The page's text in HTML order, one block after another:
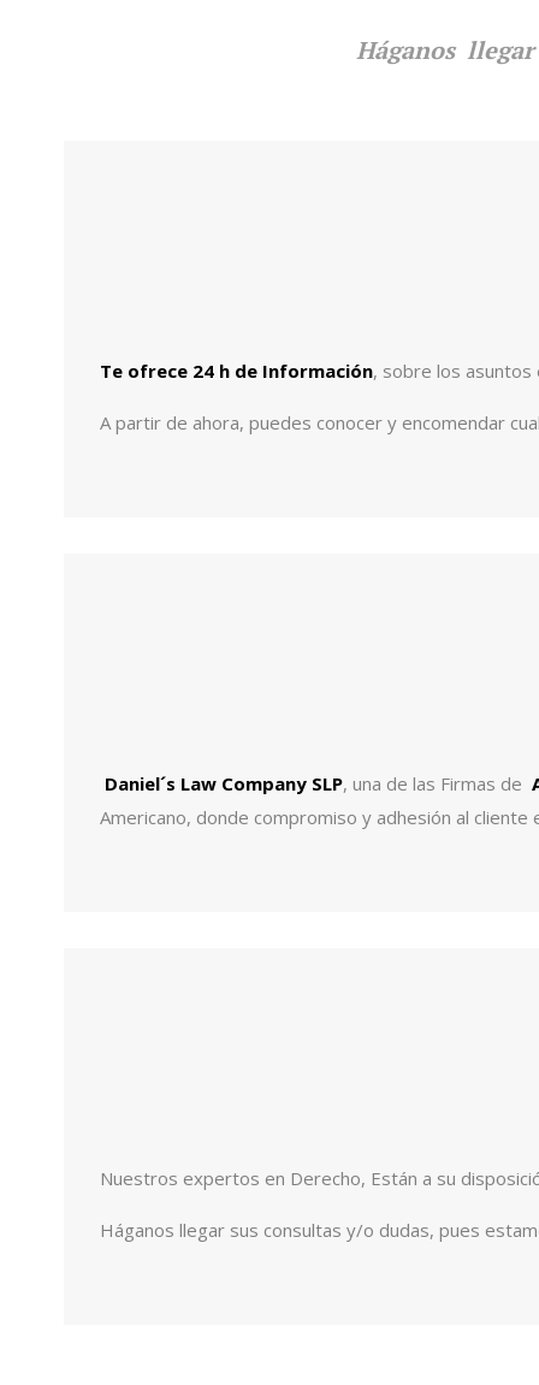
Háganos llegar
Te ofrece 24 h de Información, sobre los asuntos
A partir de ahora, puedes conocer y encomendar
Daniel´s Law Company SLP, una de las Firmas de
Americano, donde compromiso y adhesión al
Nuestros expertos en Derecho, Están a su
Háganos llegar sus consultas y/o dudas, pues